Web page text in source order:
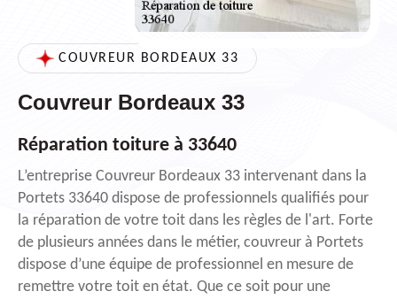
COUVREUR BORDEAUX 33
Couvreur Bordeaux 33
Réparation toiture à 33640
L’entreprise Couvreur Bordeaux 33 intervenant dans la
Portets 33640 dispose de professionnels qualifiés pour
la réparation de votre toit dans les règles de l'art. Forte
de plusieurs années dans le métier, couvreur à Portets
dispose d’une équipe de professionnel en mesure de
remettre votre toit en état. Que ce soit pour une